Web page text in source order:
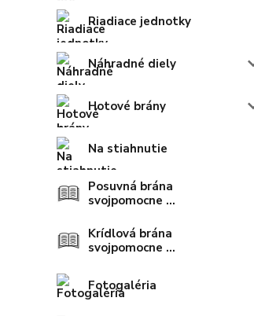
Riadiace jednotky
Náhradné diely
Hotové brány
Na stiahnutie
Posuvná brána
svojpomocne ...
Krídlová brána
svojpomocne ...
Fotogaléria